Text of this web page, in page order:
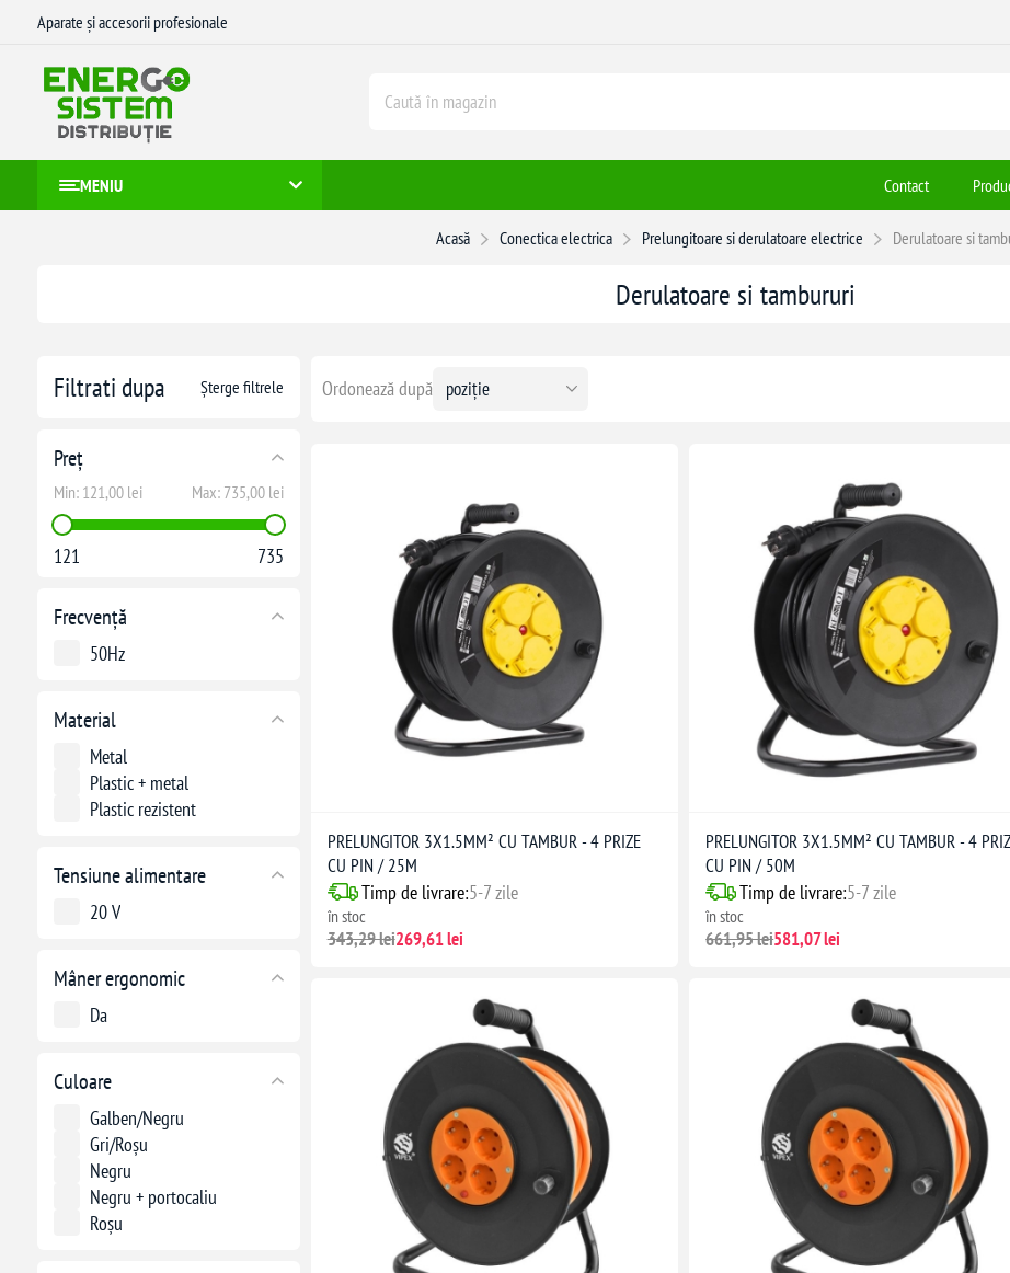
Aparate și accesorii profesionale
MENIU Contact
Acasă Conectica electrica Prelungitoare si derulatoare electrice Derulatoare si
Filtrati dupa Șterge filtrele
Preț
Min: 121,00 lei Max: 735,00 lei
121 735
Frecvență
50Hz
Material
Metal
Plastic + metal
Plastic rezistent
Tensiune alimentare
20 V
Mâner ergonomic
Da
Culoare
Galben/Negru
Gri/Roșu
Negru
Negru + portocaliu
Roșu
Derulatoare si tambururi
Ordonează după
PRELUNGITOR 3X1.5MM² CU TAMBUR - 4 PRIZE
CU PIN / 25M
Timp de livrare:5-7 zile
în stoc
343,29 lei269,61 lei
PRELUNGITOR 3X1.5MM² CU TAMBUR - 4
CU PIN / 50M
Timp de livrare:5-7 zile
în stoc
661,95 lei581,07 lei